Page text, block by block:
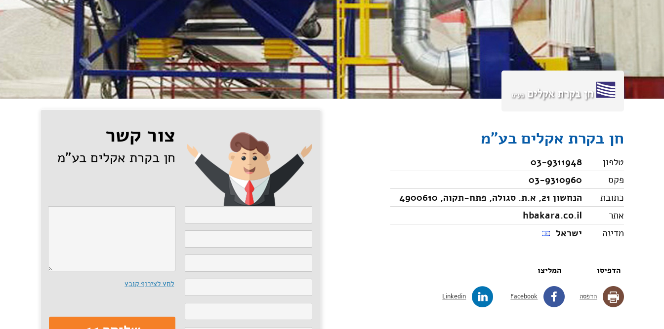
חן בקרת אקלים בע"מ
טלפון
03-9311948
פקס
03-9310960
כתובת
הנחשון 21, א.ת. סגולה, פתח-תקוה, 4900610
אתר
hbakara.co.il
מדינה
ישראל
הדפיסו
הדפסה
המליצו
Facebook
Linkedin
צור קשר
חן בקרת אקלים בע"מ
לחץ לצירוף קובץ